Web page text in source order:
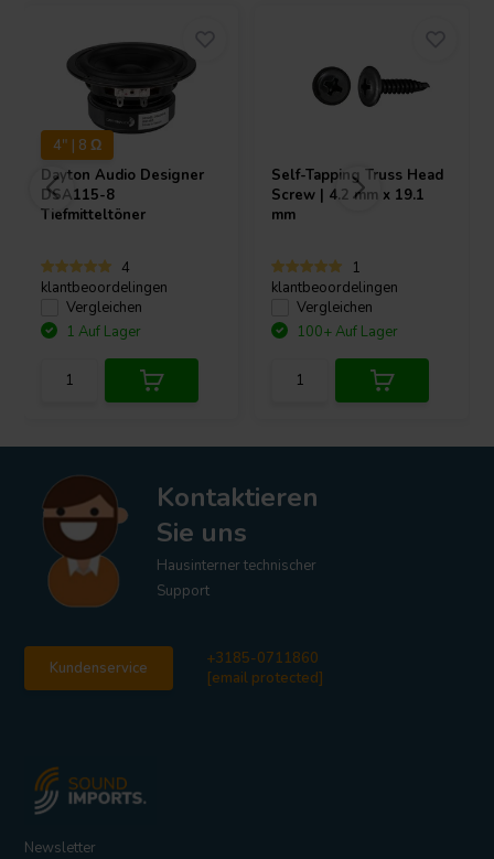
4" | 8 Ω
Dayton Audio Designer
DSA115-8
Tiefmitteltöner
4
klantbeoordelingen
Vergleichen
1 Auf Lager
Self-Tapping Truss Head
Screw | 4.2 mm x 19.1
mm
1
klantbeoordelingen
Vergleichen
100+ Auf Lager
Kontaktieren
Sie uns
Hausinterner technischer
Support
Kundenservice
+3185-0711860
[email protected]
Newsletter